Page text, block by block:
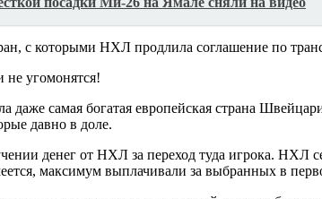
с которыми НХЛ продлила соглашение по
угомонятся!
даже самая богатая европейская страна
давно в доле.
денег от НХЛ за переход туда игрока. НХЛ
максимум выплачивали за выбранных в